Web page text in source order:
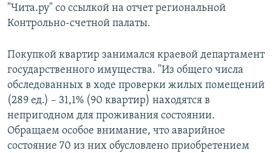
"Чита.ру" со ссылкой на отчет региональной
Контрольно-счетной палаты.
Покупкой квартир занимался краевой департамент
государственного имущества. "Из общего числа
обследованных в ходе проверки жилых помещений
(289 ед.) – 31,1% (90 квартир) находятся в
непригодном для проживания состоянии.
Обращаем особое внимание, что аварийное
состояние 70 из них обусловлено приобретением